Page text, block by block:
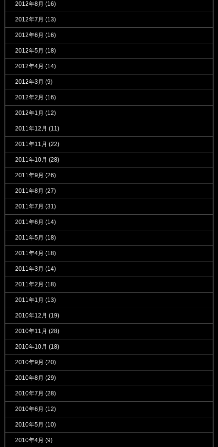
2012年8月 (16)
2012年7月 (13)
2012年6月 (16)
2012年5月 (18)
2012年4月 (14)
2012年3月 (9)
2012年2月 (16)
2012年1月 (12)
2011年12月 (11)
2011年11月 (22)
2011年10月 (28)
2011年9月 (26)
2011年8月 (27)
2011年7月 (31)
2011年6月 (14)
2011年5月 (18)
2011年4月 (18)
2011年3月 (14)
2011年2月 (18)
2011年1月 (13)
2010年12月 (19)
2010年11月 (28)
2010年10月 (18)
2010年9月 (20)
2010年8月 (29)
2010年7月 (28)
2010年6月 (12)
2010年5月 (10)
2010年4月 (9)